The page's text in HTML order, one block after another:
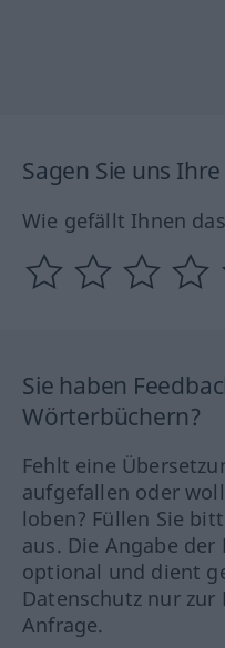
Sagen Sie uns
Wie gefällt Ihnen
Sie haben
Wörterbüchern?
Fehlt eine
aufgefallen oder
loben? Füllen Sie
aus. Die Angabe der
optional und dient
Datenschutz nur
Anfrage.